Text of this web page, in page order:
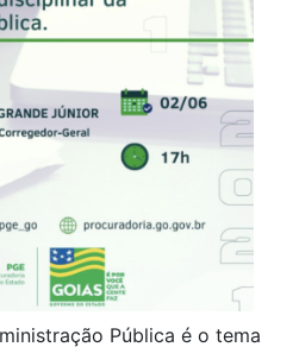
Pública é o tema